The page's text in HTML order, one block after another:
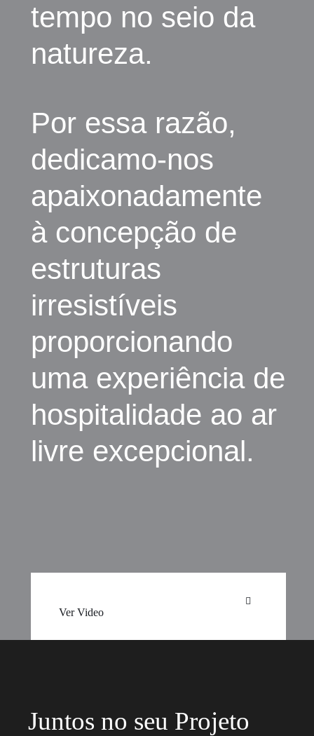
tempo no seio da
natureza.
Por essa razão,
dedicamo-nos
apaixonadamente
à concepção de
estruturas
irresistíveis
proporcionando
uma experiência de
hospitalidade ao ar
livre excepcional.
Ver Video
Juntos no seu Projeto